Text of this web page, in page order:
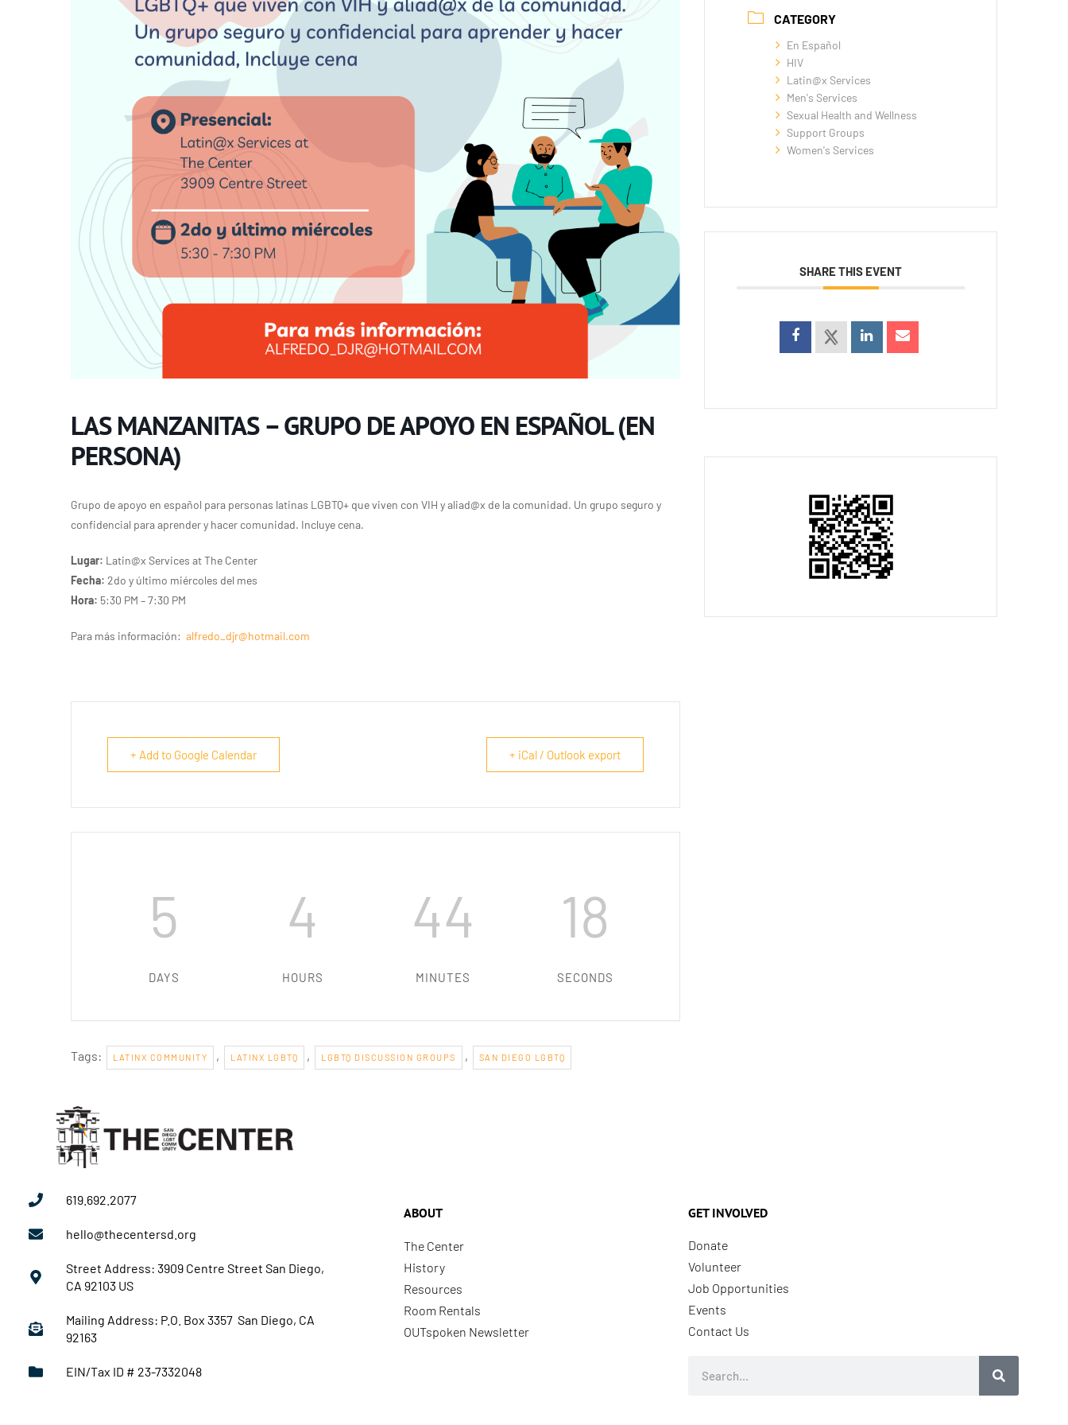
LAS MANZANITAS – GRUPO DE APOYO EN ESPAÑOL (EN
PERSONA)
Grupo de apoyo en español para personas latinas LGBTQ+ que viven con VIH y aliad@x de la comunidad. Un grupo seguro y
confidencial para aprender y hacer comunidad. Incluye cena.
Lugar: Latin@x Services at The Center
Fecha: 2do y último miércoles del mes
Hora: 5:30 PM – 7:30 PM
Para más información: alfredo_djr@hotmail.com
+ Add to Google Calendar + iCal / Outlook export
5
DAYS
4
HOURS
44
MINUTES
18
SECONDS
Tags: LATINX COMMUNITY , LATINX LGBTQ , LGBTQ DISCUSSION GROUPS , SAN DIEGO LGBTQ
CATEGORY
En Español
HIV
Latin@x Services
Men's Services
Sexual Health and Wellness
Support Groups
Women's Services
SHARE THIS EVENT
619.692.2077
hello@thecentersd.org
Street Address: 3909 Centre Street San Diego,
CA 92103 US
Mailing Address: P.O. Box 3357 San Diego, CA
92163
EIN/Tax ID # 23-7332048
ABOUT
The Center
History
Resources
Room Rentals
OUTspoken Newsletter
GET INVOLVED
Donate
Volunteer
Job Opportunities
Events
Contact Us